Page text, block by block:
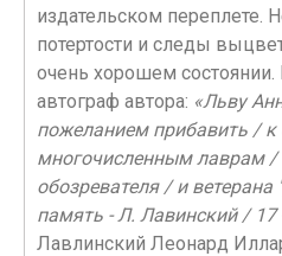
издательском переплете.
потертости и следы
очень хорошем
автограф автора: «Льву
пожеланием прибавить / к
многочисленным лаврам /
обозревателя / и
память - Л. Лавинский / 17
Лавлинский Леонард